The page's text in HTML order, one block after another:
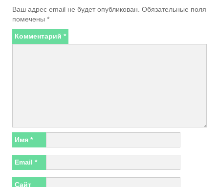
Ваш адрес email не будет опубликован. Обязательные поля
помечены *
Комментарий *
Имя *
Email *
Сайт